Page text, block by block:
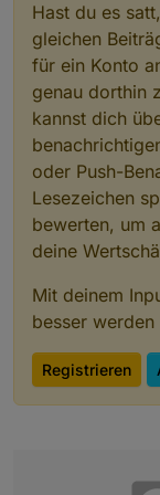
Hast du es
gleichen
für ein Konto
genau dorthin
kannst dich
oder Push-
Lesezeichen
bewerten, um
deine
Mit deinem
besser
Registrieren